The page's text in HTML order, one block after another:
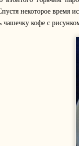
некоторое время
чашечку кофе с